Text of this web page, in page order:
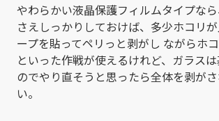
やわらかい液晶保護フィルムタイプな
さえしっかりしておけば、多少ホコリ
ープを貼ってペリっと剥がし ながらホ
といった作戦が使えるけれど、ガラス
のでやり直そうと思ったら全体を剥が
い。